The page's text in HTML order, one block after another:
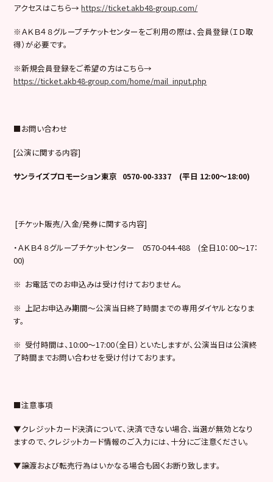
アクセスはこちら→https://ticket.akb48-group.com/
※ＡＫＢ４８グループチケットセンターをご利用の際は、会員登録（ＩＤ取
得）が必要です。
※新規会員登録をご希望の方はこちら→
https://ticket.akb48-group.com/home/mail_input.php
■お問い合わせ
[公演に関する内容]
サンライズプロモーション東京 0570-00-3337 (平日 12:00～18:00)
[チケット販売/入金/発券に関する内容]
・ＡＫＢ４８グループチケットセンター 0570-044-488 (全日10：00～17：
00)
※ お電話でのお申込みは受け付けておりません。
※ 上記お申込み期間～公演当日終了時間までの専用ダイヤルとなりま
す。
※ 受付時間は、10:00～17:00（全日）といたしますが、公演当日は公演終
了時間までお問い合わせを受け付けております。
■注意事項
▼クレジットカード決済について、決済できない場合、当選が無効となり
ますので、クレジットカード情報のご入力には、十分にご注意ください。
▼譲渡および転売行為はいかなる場合も固くお断り致します。